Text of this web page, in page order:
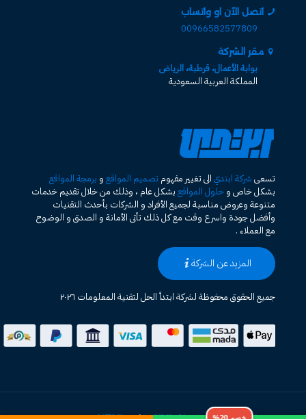
اتصل الآن او واتساب
00966582577809
مقر الشركة
بوابة الأعمال، قرطبة، الرياض
المملكة العربية السعودية
خصم 20%
تسعى شركة ابتدي الى تغيير مفهوم تصميم المواقع و برمجة المواقع
بشكل خاص و حلول المواقع بشكل عام ، وذلك من خلال تقديم خدمات
متنوعة وعروض مناسبة لجميع الأفراد و الشركات بأحدث التقنيات
وأفضل جودة واسرع وقت مع كل ذلك تأتى الأمانة و الصدق و الوضوح
مع العملاء .
المزيد عن الشركة
جميع الحقوق محفوظة لشركة ابتدأ الحل لتقنية المعلومات ٢٠٢٦